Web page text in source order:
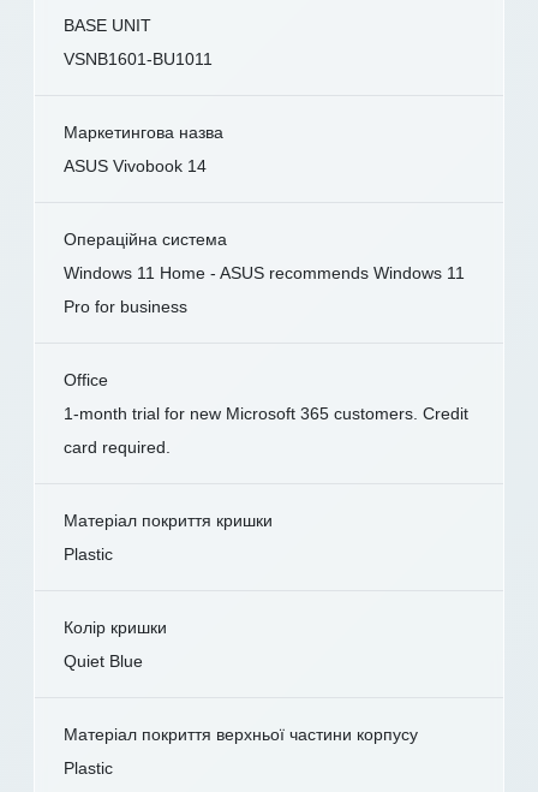
BASE UNIT
VSNB1601-BU1011
Маркетингова назва
ASUS Vivobook 14
Операційна система
Windows 11 Home - ASUS recommends Windows 11
Pro for business
Office
1-month trial for new Microsoft 365 customers. Credit
card required.
Матеріал покриття кришки
Plastic
Колір кришки
Quiet Blue
Матеріал покриття верхньої частини корпусу
Plastic